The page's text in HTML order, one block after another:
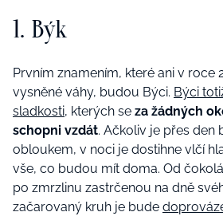
1. Býk
Prvním znamením, které ani v roce
vysněné váhy, budou Býci. Býci
sladkosti, kterých se za žádných
schopni vzdát. Ačkoliv je přes den
obloukem, v noci je dostihne vlčí
vše, co budou mít doma. Od
po zmrzlinu zastrčenou na dně
začarovaný kruh je bude